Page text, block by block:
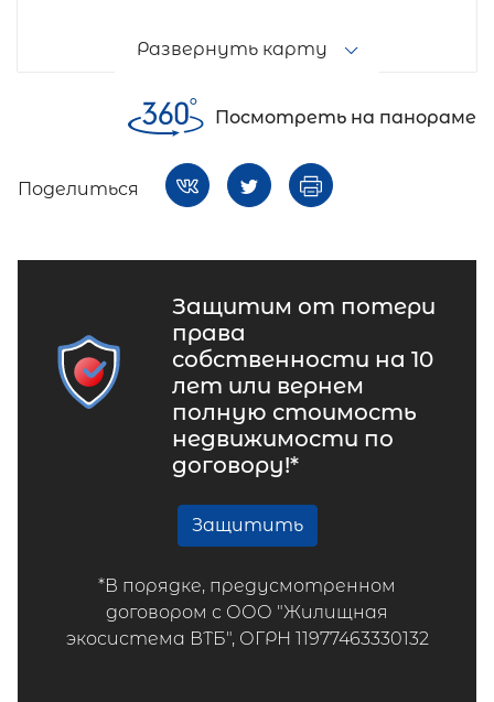
Развернуть карту
Посмотреть на панораме
Поделиться
Защитим от потери
права
собственности на 10
лет или вернем
полную стоимость
недвижимости по
договору!*
Защитить
*В порядке, предусмотренном
договором с ООО "Жилищная
экосистема ВТБ", ОГРН 11977463330132